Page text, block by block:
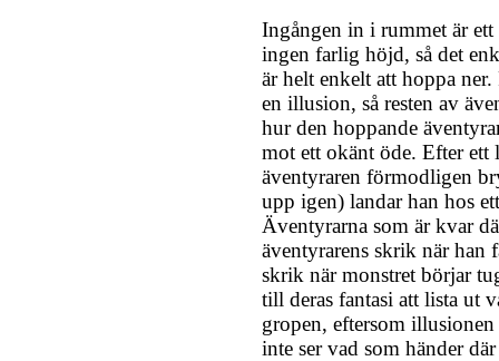
Ingången in i rummet är
ingen farlig höjd, så det
är helt enkelt att hoppa
en illusion, så resten av
hur den hoppande
mot ett okänt öde. Efter ett
äventyraren förmodligen
upp igen) landar han hos
Äventyrarna som är kvar
äventyrarens skrik när han
skrik när monstret börjar
till deras fantasi att lista ut
gropen, eftersom
inte ser vad som händer